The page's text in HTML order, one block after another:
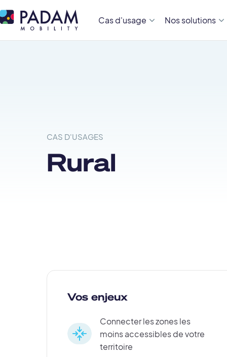
Cas d'usage Nos solutions
CAS D'USAGES
Rural
Vos enjeux
Connecter les zones les
moins accessibles de votre
territoire